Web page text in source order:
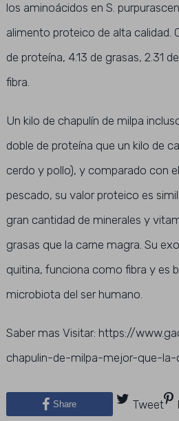
los aminoácidos en S.
alimento proteico de alta calidad.
de proteína, 4.13 de grasas, 2.31
fibra.
Un kilo de chapulín de milpa
doble de proteína que un kilo de
cerdo y pollo), y comparado con
pescado, su valor proteico es
gran cantidad de minerales y
grasas que la carne magra. Su
quitina, funciona como fibra y es
microbiota del ser humano.
Saber mas Visitar: https://
chapulin-de-milpa-mejor-que-la-
Share Tweet